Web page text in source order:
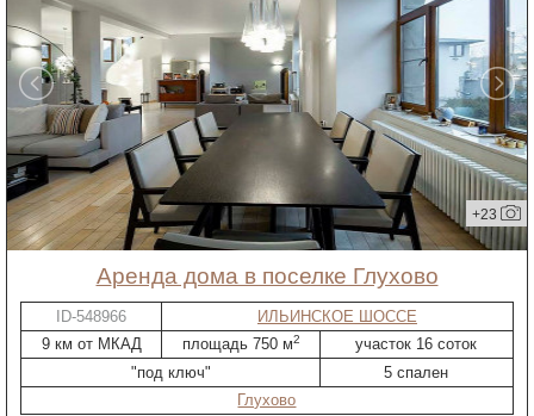
+23
Аренда дома в поселке Глухово
ID-548966
ИЛЬИНСКОЕ ШОССЕ
9 км от МКАД
площадь 750 м2
участок 16 соток
"под ключ"
5 спален
Глухово